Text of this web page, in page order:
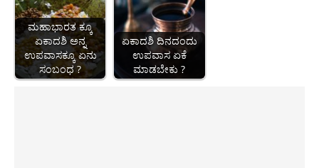
ಮಹಾಭಾರತ ಕ್ಕೂ
ಏಕಾದಶಿ ಅನ್ನ
ಉಪವಾಸಕ್ಕೂ ಏನು
ಸಂಬಂಧ ?
ಏಕಾದಶಿ ದಿನದಂದು
ಉಪವಾಸ ಏಕೆ
ಮಾಡಬೇಕು ?